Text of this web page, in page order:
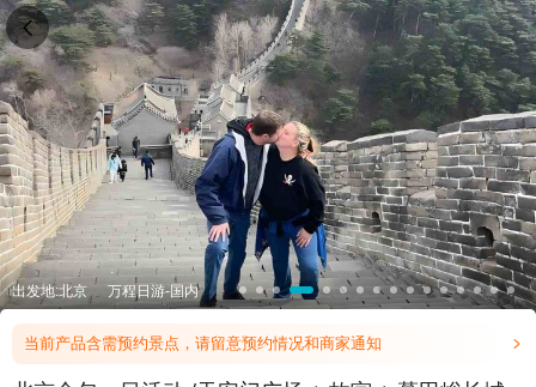
出发地:北京 万程日游-国内
当前产品含需预约景点，请留意预约情况和商家通知 
